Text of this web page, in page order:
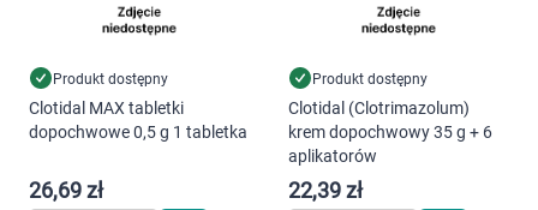
Korzystamy z plików cookies w celu
dostosowania zawartości serwisu do Twoich
preferencji. Więcej informacji znajdziesz w
naszej
polityce prywatności. Możesz określić
Kobieta w ciąży i mama
Dziecko
Higiena
Kosmetyki
Produkt dostępny
Clotidal MAX tabletki
dopochwowe 0,5 g 1 tabletka
26,69 zł
Produkt dostępny
Clotidal (Clotrimazolum)
krem dopochwowy 35 g + 6
aplikatorów
22,39 zł